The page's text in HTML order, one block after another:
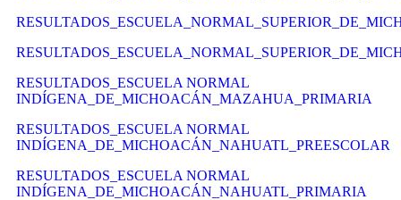
RESULTADOS_ESCUELA NORMAL
INDÍGENA_DE_MICHOACÁN_MAZAHUA_PRIMARIA
RESULTADOS_ESCUELA NORMAL
INDÍGENA_DE_MICHOACÁN_NAHUATL_PREESCOLAR
RESULTADOS_ESCUELA NORMAL
INDÍGENA_DE_MICHOACÁN_NAHUATL_PRIMARIA